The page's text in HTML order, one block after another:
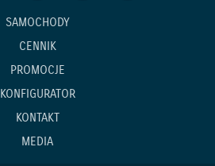
SAMOCHODY
CENNIK
PROMOCJE
KONFIGURATOR
KONTAKT
MEDIA